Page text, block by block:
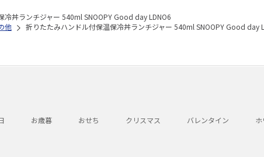
冷丼ランチジャー 540ml SNOOPY Good day LDNO6
他 折りたたみハンドル付保温保冷丼ランチジャー 540ml SNOOPY Good day
お歳暮 おせち クリスマス バレンタイン